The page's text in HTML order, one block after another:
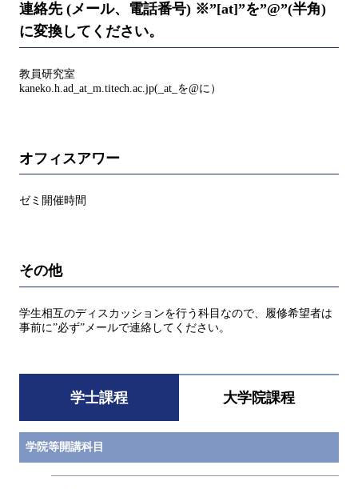
連絡先 (メール、電話番号) ※”[at]”を”@”(半角)
に変換してください。
教員研究室
kaneko.h.ad_at_m.titech.ac.jp(_at_を@に）
オフィスアワー
ゼミ開催時間
その他
学生相互のディスカッションを行う科目なので、履修希望者は
事前に”必ず”メールで連絡してください。
学士課程 大学院課程
学院等開講科目